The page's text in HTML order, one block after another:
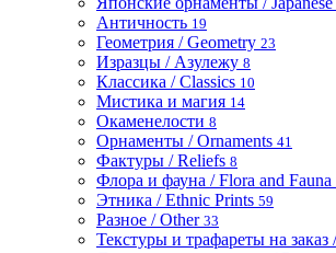
Античность 19
Геометрия / Geometry 23
Изразцы / Азулежу 8
Классика / Classics 10
Мистика и магия 14
Окаменелости 8
Орнаменты / Ornaments 41
Фактуры / Reliefs 8
Флора и фауна / Flora and Fauna
Этника / Ethnic Prints 59
Разное / Other 33
Текстуры и трафареты на заказ